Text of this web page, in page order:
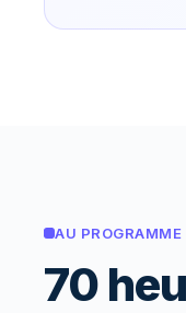
AU PROGRAMME
70